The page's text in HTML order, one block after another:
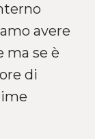
avere
ma se è
di